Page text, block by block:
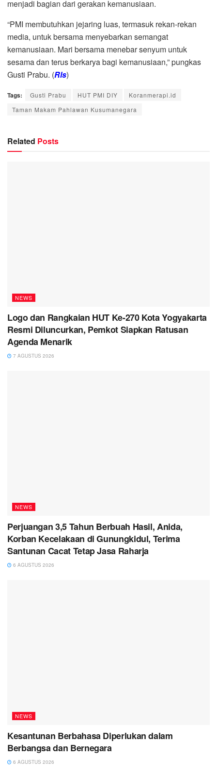
menjadi bagian dari gerakan kemanusiaan.
“PMI membutuhkan jejaring luas, termasuk rekan-rekan
media, untuk bersama menyebarkan semangat
kemanusiaan. Mari bersama menebar senyum untuk
sesama dan terus berkarya bagi kemanusiaan,” pungkas
Gusti Prabu. (Rls)
Tags: Gusti Prabu HUT PMI DIY
Koranmerapi.id
Taman Makam Pahlawan Kusumanegara
Related Posts
NEWS
Logo dan Rangkaian HUT Ke-270 Kota Yogyakarta
Resmi Diluncurkan, Pemkot Siapkan Ratusan
Agenda Menarik
7 AGUSTUS 2026
NEWS
Perjuangan 3,5 Tahun Berbuah Hasil, Anida,
Korban Kecelakaan di Gunungkidul, Terima
Santunan Cacat Tetap Jasa Raharja
6 AGUSTUS 2026
NEWS
Kesantunan Berbahasa Diperlukan dalam
Berbangsa dan Bernegara
6 AGUSTUS 2026